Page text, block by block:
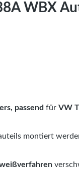
WBX
passend für VW
montiert